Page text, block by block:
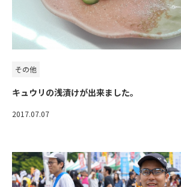
その他
キュウリの浅漬けが出来ました。
2017.07.07